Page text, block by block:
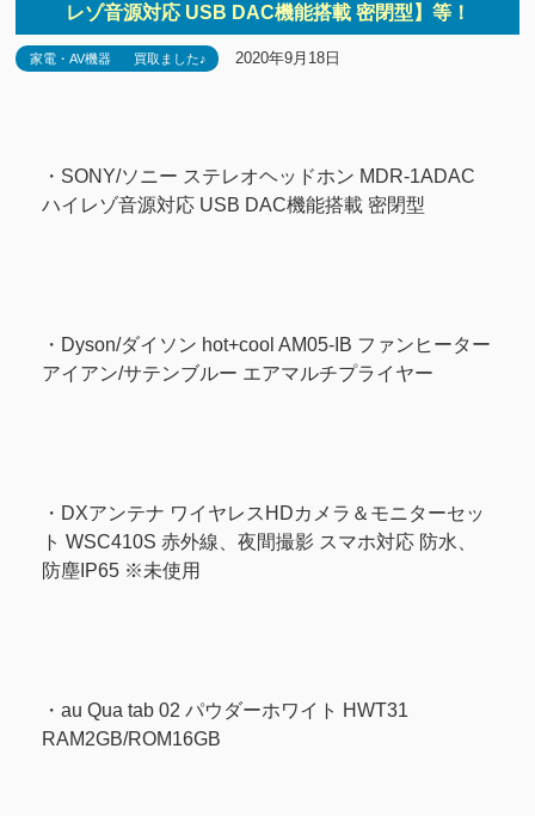
レゾ音源対応 USB DAC機能搭載 密閉型】等！
家電・AV機器 買取ました♪ 2020年9月18日
・SONY/ソニー ステレオヘッドホン MDR-1ADAC
ハイレゾ音源対応 USB DAC機能搭載 密閉型
・Dyson/ダイソン hot+cool AM05-IB ファンヒーター
アイアン/サテンブルー エアマルチプライヤー
・DXアンテナ ワイヤレスHDカメラ＆モニターセッ
ト WSC410S 赤外線、夜間撮影 スマホ対応 防水、
防塵IP65 ※未使用
・au Qua tab 02 パウダーホワイト HWT31
RAM2GB/ROM16GB